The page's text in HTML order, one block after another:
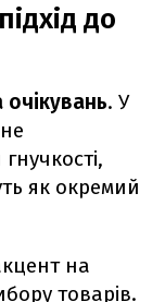
до
. У
як окремий
на
товарів.